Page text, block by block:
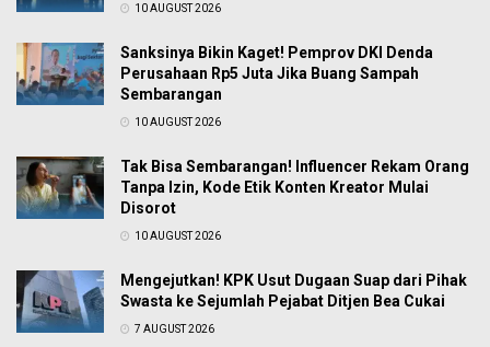
10 AUGUST 2026
Sanksinya Bikin Kaget! Pemprov DKI Denda
Perusahaan Rp5 Juta Jika Buang Sampah
Sembarangan
10 AUGUST 2026
Tak Bisa Sembarangan! Influencer Rekam Orang
Tanpa Izin, Kode Etik Konten Kreator Mulai
Disorot
10 AUGUST 2026
Mengejutkan! KPK Usut Dugaan Suap dari Pihak
Swasta ke Sejumlah Pejabat Ditjen Bea Cukai
7 AUGUST 2026